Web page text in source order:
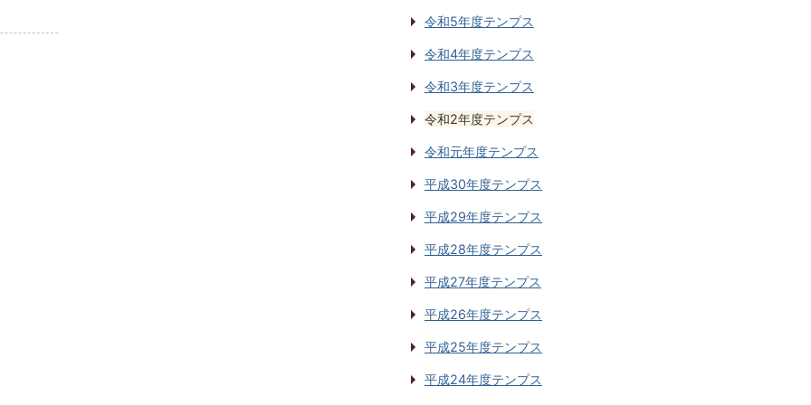
令和5年度テンプス
令和4年度テンプス
令和3年度テンプス
令和2年度テンプス
令和元年度テンプス
平成30年度テンプス
平成29年度テンプス
平成28年度テンプス
平成27年度テンプス
平成26年度テンプス
平成25年度テンプス
平成24年度テンプス